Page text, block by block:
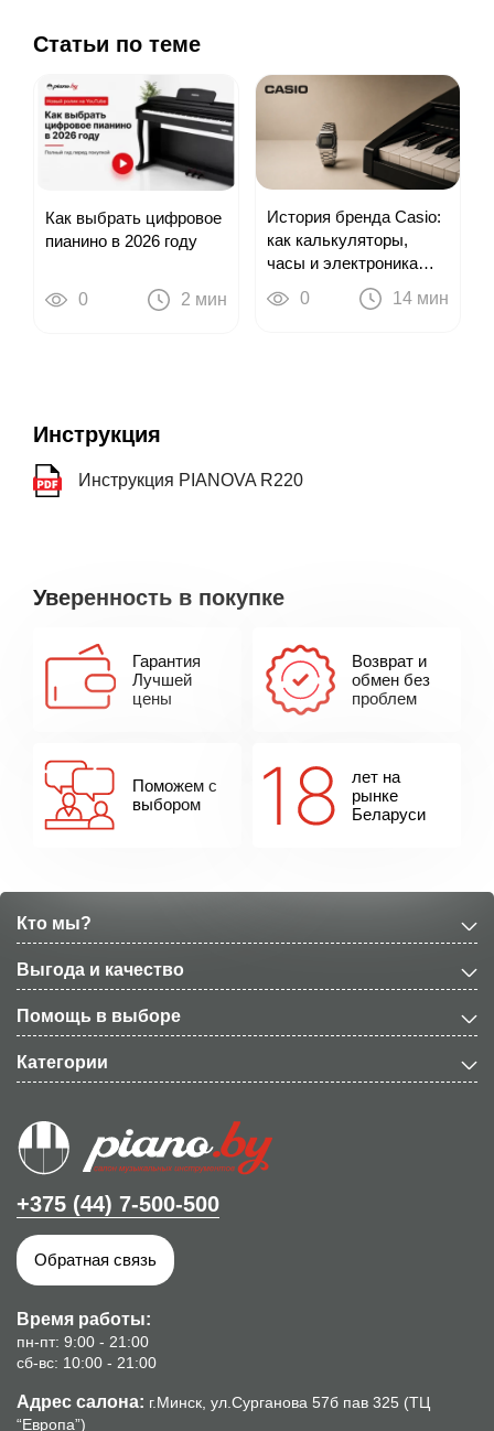
Статьи по теме
Как выбрать цифровое
пианино в 2026 году
0 2 мин
История бренда Casio:
как калькуляторы,
часы и электроника
привели к цифровым
пианино
0 14 мин
Инструкция
Инструкция PIANOVA R220
Уверенность в покупке
Гарантия
Лучшей
цены
Возврат и
обмен без
проблем
Поможем с
выбором
лет на
рынке
Беларуси
Кто мы?
Выгода и качество
Помощь в выборе
Категории
+375 (44) 7-500-500
Обратная связь
Время работы:
пн-пт: 9:00 - 21:00
сб-вс: 10:00 - 21:00
Адрес салона: г.Минск, ул.Сурганова 57б пав 325 (ТЦ
“Европа”)